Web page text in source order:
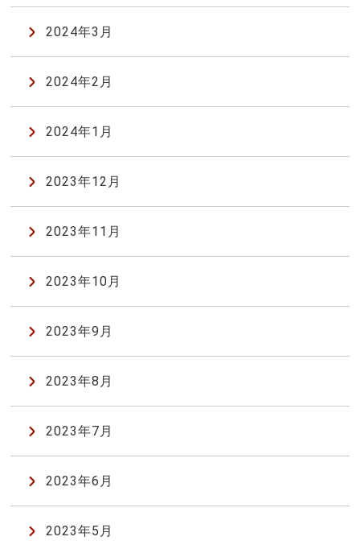
2024年3月
2024年2月
2024年1月
2023年12月
2023年11月
2023年10月
2023年9月
2023年8月
2023年7月
2023年6月
2023年5月